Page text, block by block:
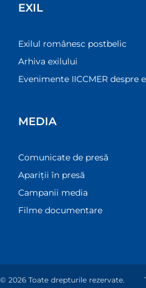
EXIL
Exilul românesc postbelic
Arhiva exilului
Evenimente IICCMER despre
MEDIA
Comunicate de presă
Apariții în presă
Campanii media
Filme documentare
© 2026 Toate drepturile rezervate.